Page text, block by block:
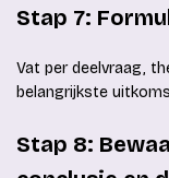
Stap 7:
Vat per deelvraag,
belangrijkste
Stap 8: